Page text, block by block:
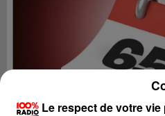
Le respect de votre